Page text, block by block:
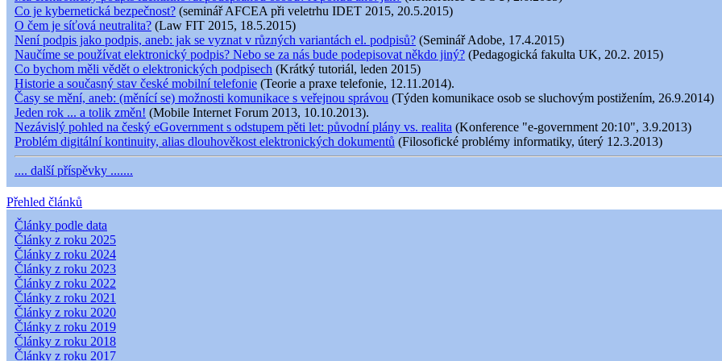
Co je kybernetická bezpečnost? (seminář AFCEA při veletrhu IDET 2015, 20.5.2015)
O čem je síťová neutralita? (Law FIT 2015, 18.5.2015)
Není podpis jako podpis, aneb: jak se vyznat v různých variantách el. podpisů? (Seminář Adobe, 17.4.2015)
Naučíme se používat elektronický podpis? Nebo se za nás bude podepisovat někdo jiný? (Pedagogická fakulta UK, 20.2. 2015)
Co bychom měli vědět o elektronických podpisech (Krátký tutoriál, leden 2015)
Historie a současný stav české mobilní telefonie (Teorie a praxe telefonie, 12.11.2014).
Časy se mění, aneb: (měnící se) možnosti komunikace s veřejnou správou (Týden komunikace osob se sluchovým postižením, 26.9.2014)
Jeden rok ... a tolik změn! (Mobile Internet Forum 2013, 10.10.2013).
Nezávislý pohled na český eGovernment s odstupem pěti let: původní plány vs. realita (Konference "e-government 20:10", 3.9.2013)
Problém digitální kontinuity, alias dlouhověkost elektronických dokumentů (Filosofické problémy informatiky, úterý 12.3.2013)
.... další příspěvky .......
Přehled článků
Články podle data
Články z roku 2025
Články z roku 2024
Články z roku 2023
Články z roku 2022
Články z roku 2021
Články z roku 2020
Články z roku 2019
Články z roku 2018
Články z roku 2017